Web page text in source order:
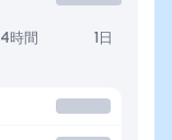
4時間 1日